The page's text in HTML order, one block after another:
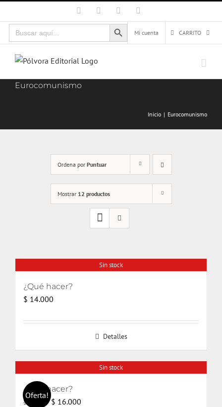
al
contenido
Facebook Instagram
Buscar:
Botón de búsqueda
Mi cuenta
CARRITO
Eurocomunismo
Inicio Eurocomunismo
Ordena por Puntuar
Mostrar 12 productos
Sin stock
¿Qué hacer?
$ 14.000
Detalles
Sin stock
Oferta!
¿Qué hacer?
$
El
$ 16.000